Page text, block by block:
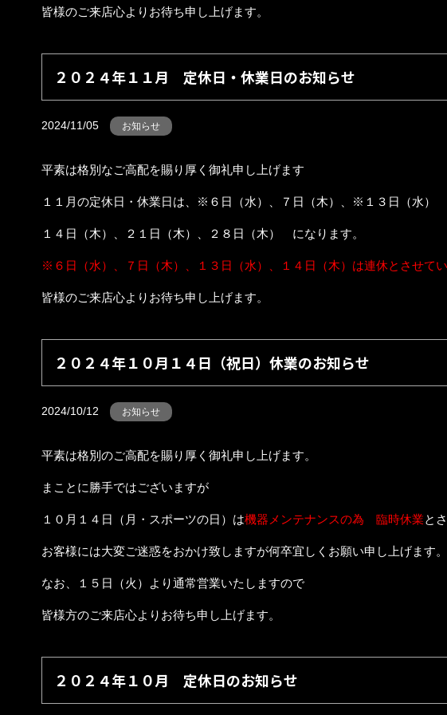
皆様のご来店心よりお待ち申し上げます。
２０２４年１１月 定休日・休業日のお知らせ
2024/11/05 お知らせ
平素は格別なご高配を賜り厚く御礼申し上げます
１１月の定休日・休業日は、※６日（水）、７日（木）、※１３日（水）
１４日（木）、２１日（木）、２８日（木） になります。
※６日（水）、７日（木）、１３日（水）、１４日（木）は連休とさせてい
皆様のご来店心よりお待ち申し上げます。
２０２４年１０月１４日（祝日）休業のお知らせ
2024/10/12 お知らせ
平素は格別のご高配を賜り厚く御礼申し上げます。
まことに勝手ではございますが
１０月１４日（月・スポーツの日）は機器メンテナンスの為 臨時休業と
お客様には大変ご迷惑をおかけ致しますが何卒宜しくお願い申し上げます。
なお、１５日（火）より通常営業いたしますので
皆様方のご来店心よりお待ち申し上げます。
２０２４年１０月 定休日のお知らせ